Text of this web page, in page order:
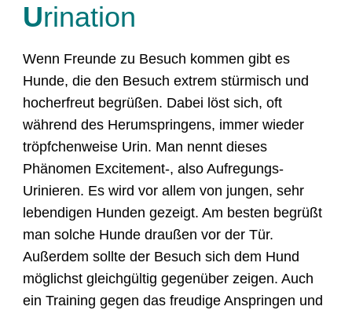
Urination
Wenn Freunde zu Besuch kommen gibt es
Hunde, die den Besuch extrem stürmisch und
hocherfreut begrüßen. Dabei löst sich, oft
während des Herumspringens, immer wieder
tröpfchenweise Urin. Man nennt dieses
Phänomen Excitement-, also Aufregungs-
Urinieren. Es wird vor allem von jungen, sehr
lebendigen Hunden gezeigt. Am besten begrüßt
man solche Hunde draußen vor der Tür.
Außerdem sollte der Besuch sich dem Hund
möglichst gleichgültig gegenüber zeigen. Auch
ein Training gegen das freudige Anspringen und